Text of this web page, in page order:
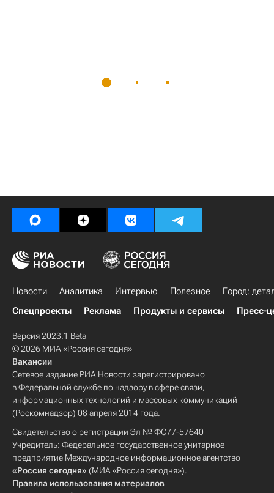
Новости Аналитика Интервью Полезное
Город:
Спецпроекты
Реклама Продукты и сервисы Пресс-
Версия 2023.1 Beta
© 2026 МИА «Россия сегодня»
Вакансии
Сетевое издание РИА Новости зарегистрировано
в Федеральной службе по надзору в сфере связи,
информационных технологий и массовых коммуникаций
(Роскомнадзор) 08 апреля 2014 года.
Свидетельство о регистрации Эл № ФС77-57640
Учредитель: Федеральное государственное унитарное
предприятие Международное информационное агентство
«Россия сегодня» (МИА «Россия сегодня»).
Правила использования материалов